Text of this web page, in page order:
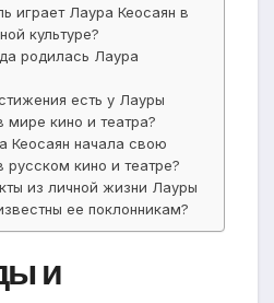
играет Лаура Кеосаян в
культуре?
родилась Лаура
есть у Лауры
мире кино и театра?
Кеосаян начала свою
русском кино и театре?
из личной жизни Лауры
ее поклонникам?
и